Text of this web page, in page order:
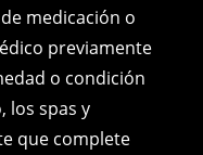
medicación o
previamente
o condición
los spas y
que complete